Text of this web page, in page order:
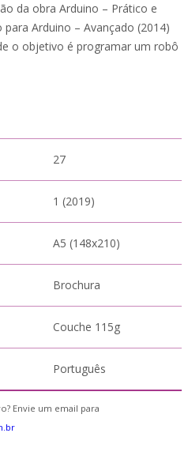
da obra Arduino – Prático e
Arduino – Avançado (2014)
o objetivo é programar um robô
27
1 (2019)
A5 (148x210)
Brochura
Couche 115g
Português
Envie um email para